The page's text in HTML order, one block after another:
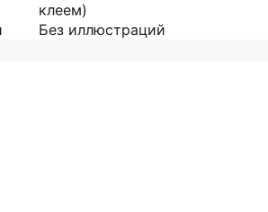
клеем)
Без иллюстраций